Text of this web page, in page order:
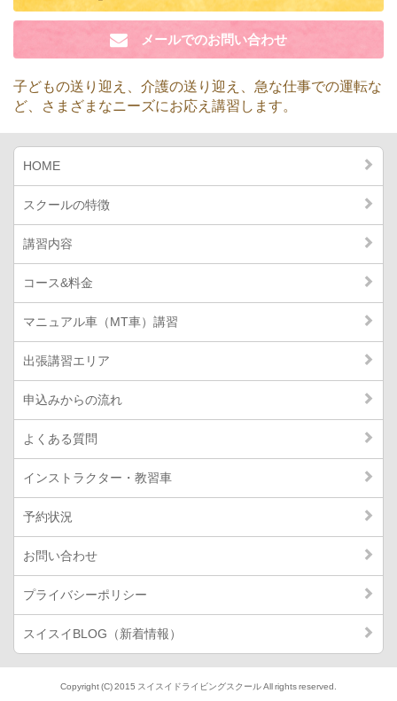
メールでのお問い合わせ
子どもの送り迎え、介護の送り迎え、急な仕事での運転な
ど、
さまざまなニーズにお応え講習します。
HOME
スクールの特徴
講習内容
コース&料金
マニュアル車（MT車）講習
出張講習エリア
申込みからの流れ
よくある質問
インストラクター・教習車
予約状況
お問い合わせ
プライバシーポリシー
スイスイBLOG（新着情報）
Copyright (C) 2015 スイスイドライビングスクール All rights reserved.